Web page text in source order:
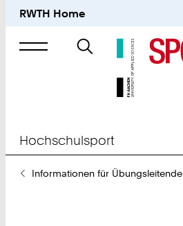
RWTH Home
Suche
nach
Hochschulsport
SieInformationen für Übungsleitende